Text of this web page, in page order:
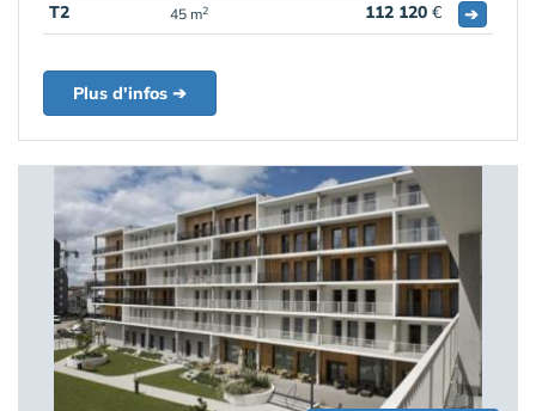
T2 45 m2 112 120 € ➔
Plus d'infos ➔